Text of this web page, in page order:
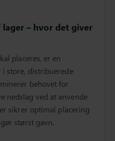
– hvor det giver
placeres, er en
store, distribuerede
behovet for
nedslag ved at anvende
sikrer optimal placering
størst gavn.